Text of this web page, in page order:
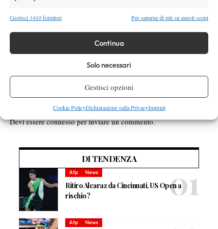
Gestisci 1410 fornitori Per saperne di più su questi scopi
Continua
Solo necessari
Gestisci opzioni
Cookie PolicyDichiarazione sulla PrivacyImprint
Nessun commento
Devi essereconnessoper inviare un commento.
DI TENDENZA
Atp News
Ritiro Alcaraz da Cincinnati, US Open a
rischio?
Atp News